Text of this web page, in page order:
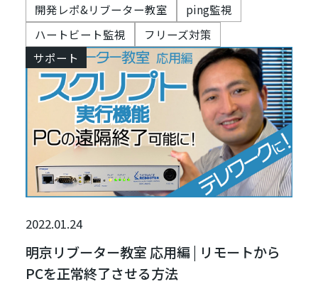
開発レポ&リブーター教室
ping監視
ハートビート監視
フリーズ対策
サポート
2022.01.24
明京リブーター教室 応用編 | リモートから
PCを正常終了させる方法